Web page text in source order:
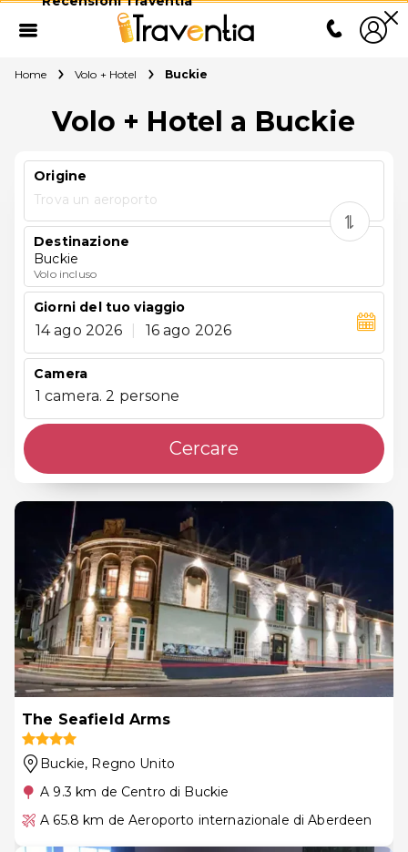
Home Volo + Hotel Buckie
Volo + Hotel a Buckie
Origine
Trova un aeroporto
Destinazione
Buckie
Volo incluso
Giorni del tuo viaggio
14 ago 2026 16 ago 2026
Camera
1 camera. 2 persone
Cercare
The Seafield Arms
Buckie, Regno Unito
A 9.3 km de Centro di Buckie
A 65.8 km de Aeroporto internazionale di Aberdeen